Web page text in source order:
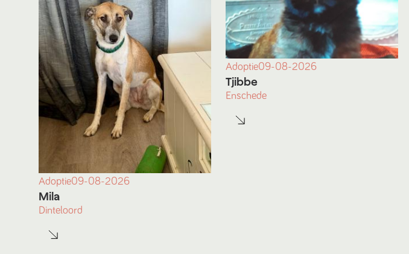
Adoptie09-08-2026
Mila
Dinteloord
Adoptie09-08-2026
Tjibbe
Enschede